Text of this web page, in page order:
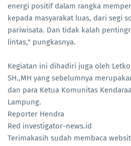
energi positif dalam rangka
kepada masyarakat luas, dari segi
pariwisata. Dan tidak kalah
lintas," pungkasnya.
Kegiatan ini dihadiri juga oleh
SH.,MH yang sebelumnya
dan para Ketua Komunitas
Lampung.
Reporter Hendra
Red investigator-news.id
Terimakasih sudah membaca